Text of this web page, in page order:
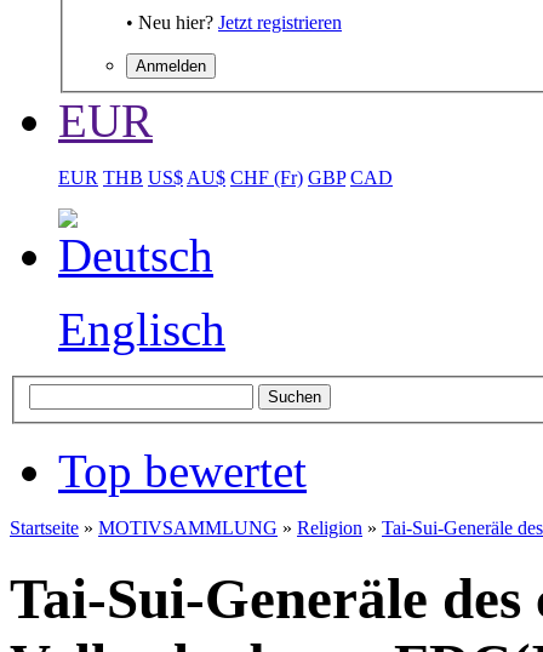
• Neu hier? Jetzt registrieren
EUR
EUR THB US$ AU$ CHF (Fr) GBP CAD
Englisch
Top bewertet
Startseite » MOTIVSAMMLUNG » Religion » Tai-Sui-Generäle
Tai-Sui-Generäle des